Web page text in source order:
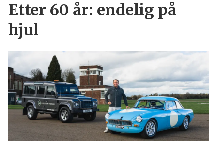
Etter 60 år: endelig på
hjul